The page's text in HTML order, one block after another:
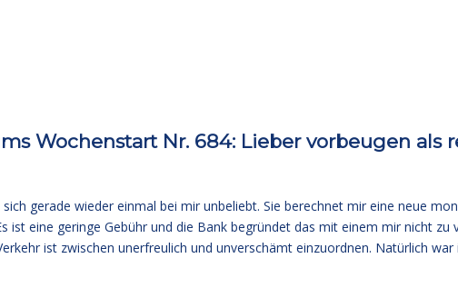
Wochenstart Nr. 684: Lieber vorbeugen als
gerade wieder einmal bei mir unbeliebt. Sie berechnet mir eine neue
ist eine geringe Gebühr und die Bank begründet das mit einem mir nicht zu
ist zwischen unerfreulich und unverschämt einzuordnen. Natürlich